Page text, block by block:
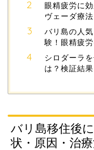
眼精疲労に
ヴェーダ療
バリ島の人
験！眼精疲
シロダーラ
は？検証結果
バリ島移住後
状・原因・治